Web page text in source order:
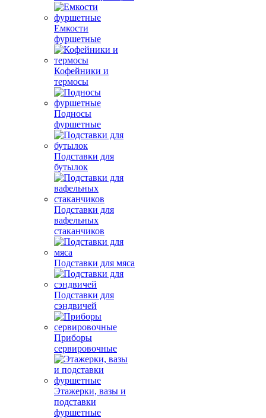
Емкости
фуршетные
Кофейники и
термосы
Подносы
фуршетные
Подставки для
бутылок
Подставки для
вафельных
стаканчиков
Подставки для мяса
Подставки для
сэндвичей
Приборы
сервировочные
Этажерки, вазы и
подставки
фуршетные